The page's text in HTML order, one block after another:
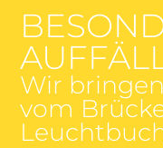
Wir
vom